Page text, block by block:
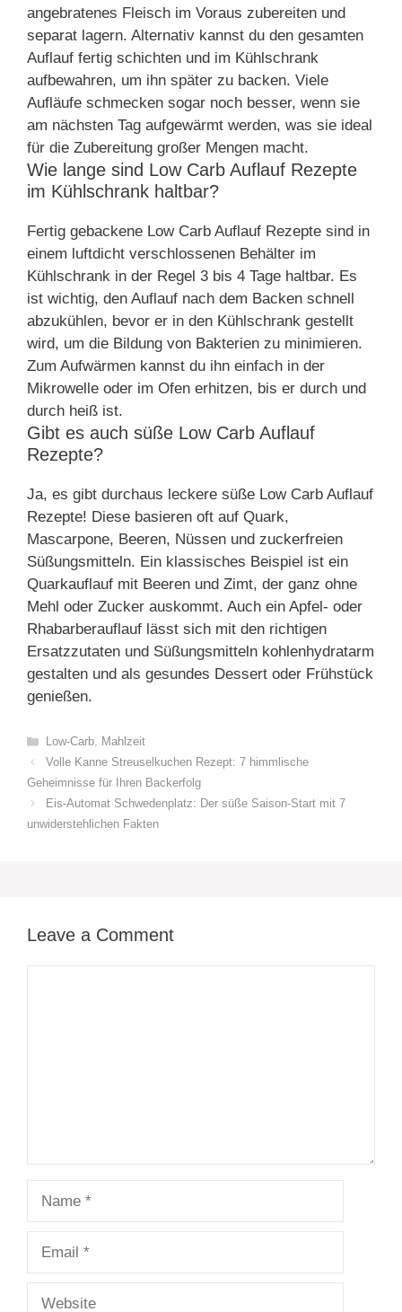
angebratenes Fleisch im Voraus zubereiten und
separat lagern. Alternativ kannst du den gesamten
Auflauf fertig schichten und im Kühlschrank
aufbewahren, um ihn später zu backen. Viele
Aufläufe schmecken sogar noch besser, wenn sie
am nächsten Tag aufgewärmt werden, was sie ideal
für die Zubereitung großer Mengen macht.
Wie lange sind Low Carb Auflauf Rezepte
im Kühlschrank haltbar?
Fertig gebackene Low Carb Auflauf Rezepte sind in
einem luftdicht verschlossenen Behälter im
Kühlschrank in der Regel 3 bis 4 Tage haltbar. Es
ist wichtig, den Auflauf nach dem Backen schnell
abzukühlen, bevor er in den Kühlschrank gestellt
wird, um die Bildung von Bakterien zu minimieren.
Zum Aufwärmen kannst du ihn einfach in der
Mikrowelle oder im Ofen erhitzen, bis er durch und
durch heiß ist.
Gibt es auch süße Low Carb Auflauf
Rezepte?
Ja, es gibt durchaus leckere süße Low Carb Auflauf
Rezepte! Diese basieren oft auf Quark,
Mascarpone, Beeren, Nüssen und zuckerfreien
Süßungsmitteln. Ein klassisches Beispiel ist ein
Quarkauflauf mit Beeren und Zimt, der ganz ohne
Mehl oder Zucker auskommt. Auch ein Apfel- oder
Rhabarberauflauf lässt sich mit den richtigen
Ersatzzutaten und Süßungsmitteln kohlenhydratarm
gestalten und als gesundes Dessert oder Frühstück
genießen.
Categories
Low-Carb, Mahlzeit
Volle Kanne Streuselkuchen Rezept: 7 himmlische
Geheimnisse für Ihren Backerfolg
Eis-Automat Schwedenplatz: Der süße Saison-Start mit 7
unwiderstehlichen Fakten
Leave a Comment